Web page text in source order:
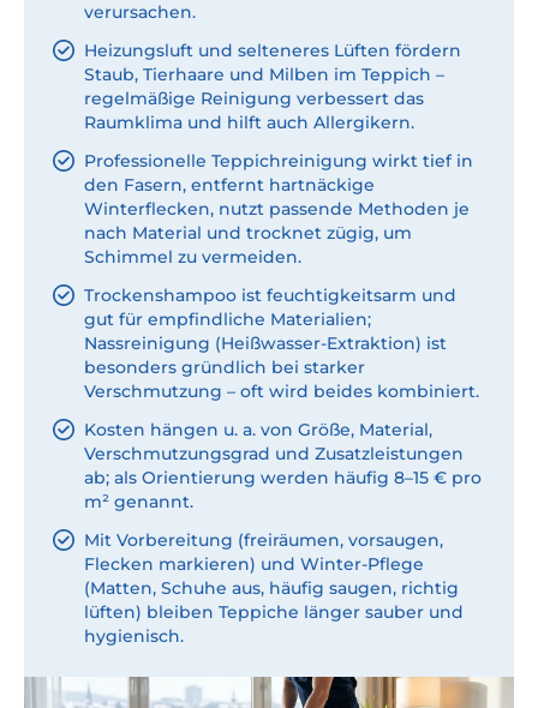
verursachen.
Heizungsluft und selteneres Lüften fördern
Staub, Tierhaare und Milben im Teppich –
regelmäßige Reinigung verbessert das
Raumklima und hilft auch Allergikern.
Professionelle Teppichreinigung wirkt tief in
den Fasern, entfernt hartnäckige
Winterflecken, nutzt passende Methoden je
nach Material und trocknet zügig, um
Schimmel zu vermeiden.
Trockenshampoo ist feuchtigkeitsarm und
gut für empfindliche Materialien;
Nassreinigung (Heißwasser-Extraktion) ist
besonders gründlich bei starker
Verschmutzung – oft wird beides kombiniert.
Kosten hängen u. a. von Größe, Material,
Verschmutzungsgrad und Zusatzleistungen
ab; als Orientierung werden häufig 8–15 € pro
m² genannt.
Mit Vorbereitung (freiräumen, vorsaugen,
Flecken markieren) und Winter-Pflege
(Matten, Schuhe aus, häufig saugen, richtig
lüften) bleiben Teppiche länger sauber und
hygienisch.